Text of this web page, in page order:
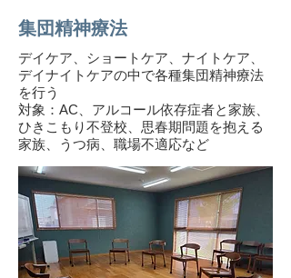
集団精神療法
デイケア、ショートケア、ナイトケア、
デイナイトケアの中で各種集団精神療法
を行う
対象：AC、アルコール依存症者と家族、
ひきこもり不登校、思春期問題を抱える
家族、うつ病、職場不適応など